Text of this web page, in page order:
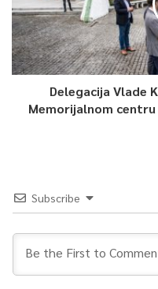
Delegacija Vlade
Memorijalnom
Subscribe